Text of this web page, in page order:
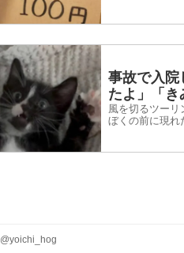
事故で入
たよ」「き
風を切るツー
ぼくの前に現れ
@yoichi_hog